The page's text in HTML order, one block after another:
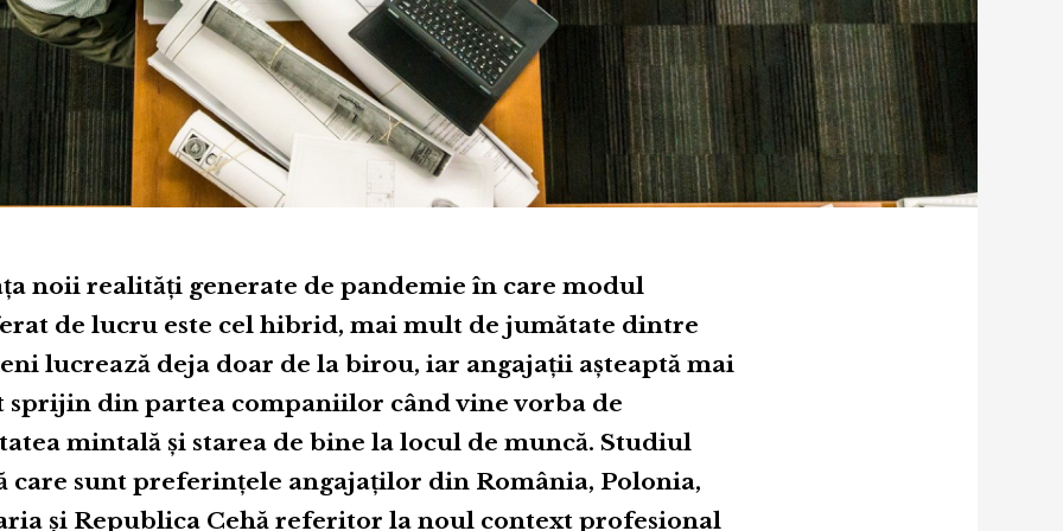
noii realități generate de pandemie în care modul
de lucru este cel hibrid, mai mult de jumătate dintre
lucrează deja doar de la birou, iar angajații așteaptă mai
sprijin din partea companiilor când vine vorba de
mintală și starea de bine la locul de muncă. Studiul
care sunt preferințele angajaților din România, Polonia,
și Republica Cehă referitor la noul context profesional